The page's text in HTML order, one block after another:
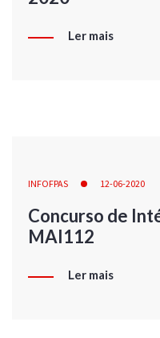
Ler mais
INFOFPAS 12-06-2020
Concurso de
MAI112
Ler mais